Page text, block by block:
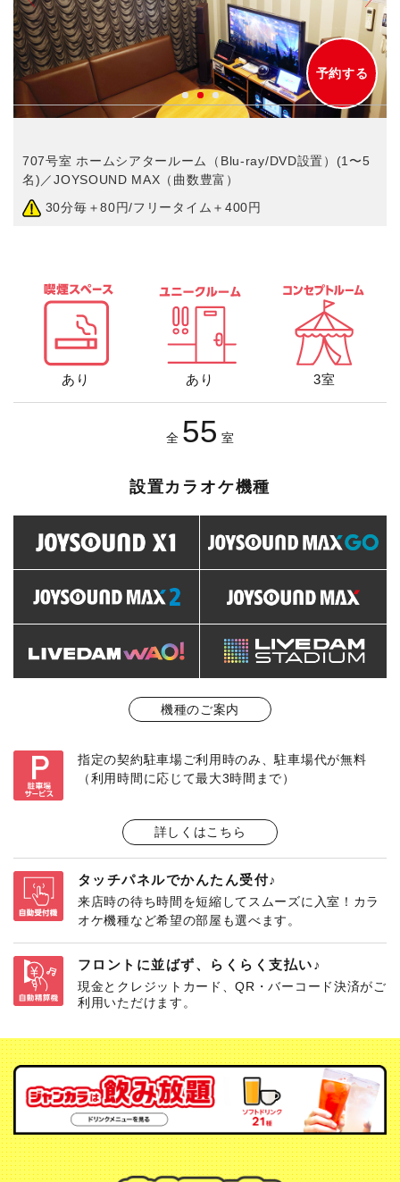
予約する
707号室 ホームシアタールーム（Blu-ray/DVD設置）(1〜5
名)／JOYSOUND MAX（曲数豊富）
30分毎＋80円/フリータイム＋400円
あり あり 3室
全 55 室
設置カラオケ機種
機種のご案内
指定の契約駐車場ご利用時のみ、駐車場代が無料
（利用時間に応じて最大3時間まで）
詳しくはこちら
タッチパネルでかんたん受付♪
来店時の待ち時間を短縮してスムーズに入室！カラ
オケ機種など希望の部屋も選べます。
フロントに並ばず、らくらく支払い♪
現金とクレジットカード、QR・バーコード決済がご
利用いただけます。